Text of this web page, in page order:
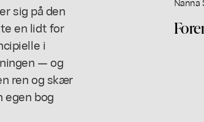
sig på den
en lidt for
i
— og
ren og skær
bog